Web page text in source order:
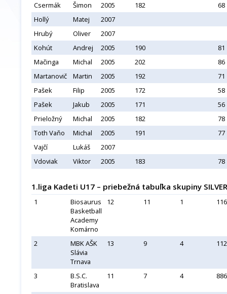
Csermák
Šimon 2005 182
68
Hollý
Matej
2007
Hrubý
Oliver
2007
Kohút
Andrej 2005 190
81
Mačinga
Michal 2005 202
86
Martanovič
Martin 2005 192
71
Pašek
Filip 2005 172
58
Pašek
Jakub 2005 171
56
Prieložný
Michal 2005 182
78
Toth Vaňo
Michal 2005 191
77
Vajčí
Lukáš
2007
Vdoviak
Viktor 2005 183 78
1.liga Kadeti U17 – priebežná tabuľka skupiny
1
Biosaurus
Basketball
Academy
Komárno
12 11 1
2
MBK AŠK
Slávia
Trnava
13 9 4
3
B.S.C.
Bratislava
11 7 4 886